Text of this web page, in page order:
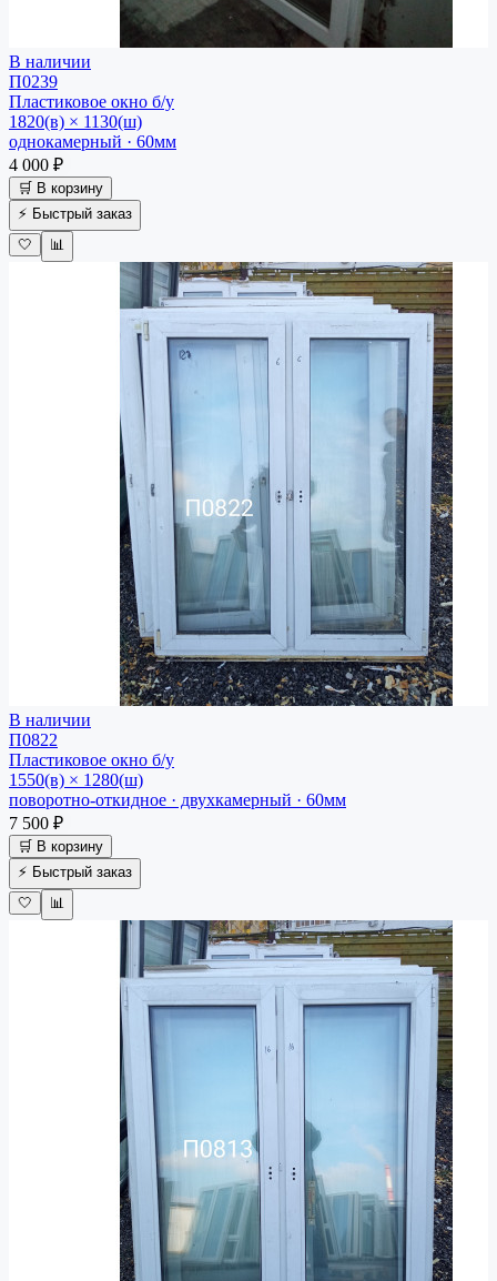
В наличии
П0239
Пластиковое окно б/у
1820(в) × 1130(ш)
однокамерный · 60мм
4 000 ₽
🛒 В корзину
⚡ Быстрый заказ
🤍
📊
В наличии
П0822
Пластиковое окно б/у
1550(в) × 1280(ш)
поворотно-откидное · двухкамерный · 60мм
7 500 ₽
🛒 В корзину
⚡ Быстрый заказ
🤍
📊